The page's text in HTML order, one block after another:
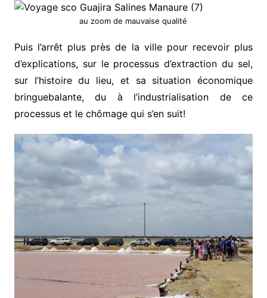
au zoom de mauvaise qualité
Puis l’arrêt plus près de la ville pour recevoir plus
d’explications, sur le processus d’extraction du sel,
sur l’histoire du lieu, et sa situation économique
bringuebalante, du à l’industrialisation de ce
processus et le chômage qui s’en suit!